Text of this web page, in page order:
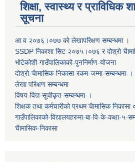
शिक्षा, स्वास्थ्य र प्राविधिक
सूचना
आ व २०७६।०७७ काे लेखापरिक्षण सम्बन्धमा ।
SSDP निकाशा सिट २०७५।०७६ र दोश्रो
भोटेकोशी-गाउँपालिकाको-पुननिर्माण-योजना
दोश्रो-चैामासिक-निकासा-रकम-जम्मा-सम्बन्धमा-।
लेखा परिक्षण सम्बन्धमा
विषय-विज्ञ-सूचीकृत-सम्बन्धमा-।
शिक्षक तथा कर्मचारीको प्रथम च‌ैामासिक
गाउँपालिकाको-विद्यालयहरुमा-बा-वि-के-कक्षा-५-
चैामासिक-निकासा